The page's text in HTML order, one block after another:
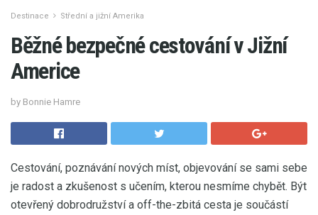
Destinace Střední a jižní Amerika
Běžné bezpečné cestování v Jižní
Americe
by Bonnie Hamre
Cestování, poznávání nových míst, objevování se sami sebe
je radost a zkušenost s učením, kterou nesmíme chybět. Být
otevřený dobrodružství a off-the-zbitá cesta je součástí